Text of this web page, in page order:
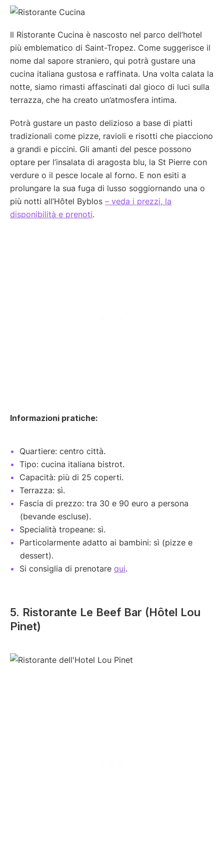
Il Ristorante Cucina è nascosto nel parco dell’hotel
più emblematico di Saint-Tropez. Come suggerisce il
nome dal sapore straniero, qui potrà gustare una
cucina italiana gustosa e raffinata. Una volta calata la
notte, siamo rimasti affascinati dal gioco di luci sulla
terrazza, che ha creato un’atmosfera intima.
Potrà gustare un pasto delizioso a base di piatti
tradizionali come pizze, ravioli e risotti che piacciono
a grandi e piccini. Gli amanti del pesce possono
optare per l’insalata di aragosta blu, la St Pierre con
verdure o il pesce locale al forno. E non esiti a
prolungare la sua fuga di lusso soggiornando una o
più notti all’Hôtel Byblos – veda i prezzi, la
disponibilità e prenoti.
Informazioni pratiche:
Quartiere: centro città.
Tipo: cucina italiana bistrot.
Capacità: più di 25 coperti.
Terrazza: sì.
Fascia di prezzo: tra 30 e 90 euro a persona
(bevande escluse).
Specialità tropeane: sì.
Particolarmente adatto ai bambini: sì (pizze e
dessert).
Si consiglia di prenotare qui.
5. Ristorante Le Beef Bar (Hôtel Lou
Pinet)